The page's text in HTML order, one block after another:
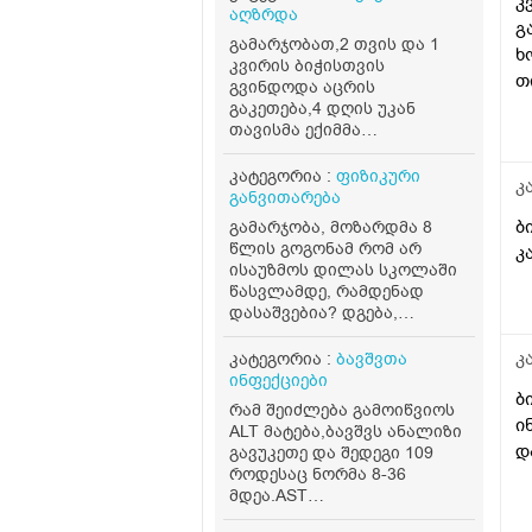
აღზრდა
გამარჯობათ,2 თვის და 1
კვირის ბიჭისთვის
გვინდოდა აცრის
გაკეთება,4 დღის უკან
თავისმა ექიმმა
უკანატანიდან გასინჯა და
ქო და 37.5 სიცხე,გვითხრა
ვერ გავუკეთებ
გავუზომეთ და ისევ
იმდენიაქ სიცხე,როგორ
მოვიქცეთ?
კატეგორია : ფიზიკური
განვითარება
გამარჯობა, მოზარდმა 8
წლის გოგონამ რომ არ
ისაუზმოს დილას სკოლაში
წასვლამდე, რამდენად
დასაშვებია? დგება,
იღვიძებს 8 საათზე,
სკოლაში პირველი კვება
აქვს დაახლოებით 12ის
ამდენი ხანი მშიერი ყოფნა?
ან აუცილებელია თუ არა
ადგომისთანავე საუზმობა,
სკოლას იწყებს 9 საათზე.
თან არ შია ხოლმე ამ დროს.
კატეგორია : ბავშვთა
ინფექციები
რამ შეიძლება გამოიწვიოს
ALT მატება,ბავშვს ანალიზი
გავუკეთე და შედეგი 109
როდესაც ნორმა 8-36
მდეა.AST
ნორმაშია.პროფილაქტიკას